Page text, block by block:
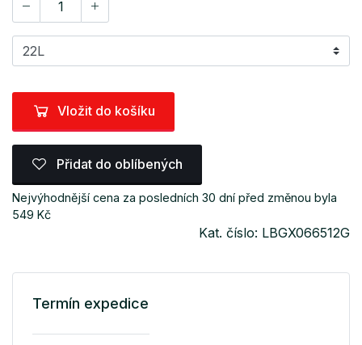
Vložit do košíku
Přidat do oblíbených
Nejvýhodnější cena za posledních 30 dní před změnou byla
549 Kč
Kat. číslo: LBGX066512G
Termín expedice